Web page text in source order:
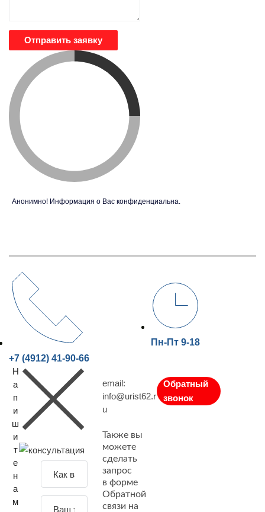
Отправить заявку
Анонимно! Информация о Вас конфиденциальна.
+7 (4912) 41-90-66
Пн-Пт 9-18
Н
а
п
и
ш
и
т
е
н
а
м
email:
info@urist62.r
u
Также вы
можете
сделать
запрос
в форме
Обратной
связи на
Обратный
звонок